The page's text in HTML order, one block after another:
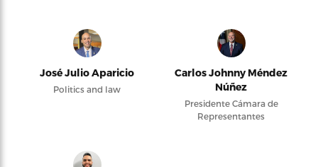
José Julio Aparicio
Politics and law
Carlos Johnny Méndez
Núñez
Presidente Cámara de
Representantes